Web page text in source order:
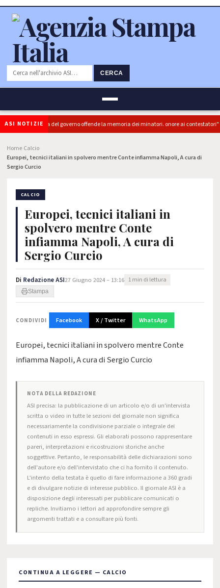
CERCA
ASI NOTIZIE
"L'Ipocrisia del governo offende la memoria dei minatori. onore ai contestatori"
Home Calcio
Europei, tecnici italiani in spolvero mentre Conte infiamma Napoli, A cura di
Sergio Curcio
CALCIO
Europei, tecnici italiani in
spolvero mentre Conte
infiamma Napoli, A cura di
Sergio Curcio
Di Redazione ASI27 Giugno 2024 – 13:16 1 min di lettura
Stampa
CONDIVIDI Facebook X / Twitter WhatsApp
Europei, tecnici italiani in spolvero mentre Conte
infiamma Napoli, A cura di Sergio Curcio
NOTA DELLA REDAZIONE
ASI precisa: la pubblicazione di un articolo e/o di un'intervista
scritta o video in tutte le sezioni del giornale non significa
necessariamente la condivisione parziale o integrale dei
contenuti in esso espressi. Gli elaborati possono rappresentare
pareri, interpretazioni e ricostruzioni storiche anche
soggettive. Pertanto, le responsabilità delle dichiarazioni sono
dell'autore e/o dell'intervistato che ci ha fornito il contenuto.
L'intento della testata è quello di fare informazione a 360 gradi
e di divulgare notizie di interesse pubblico. Il giornale ASI è a
disposizione degli interessati per pubblicare comunicati o
repliche. Invitiamo i lettori ad approfondire sempre gli
argomenti trattati e a consultare più fonti.
CONTINUA A LEGGERE — CALCIO